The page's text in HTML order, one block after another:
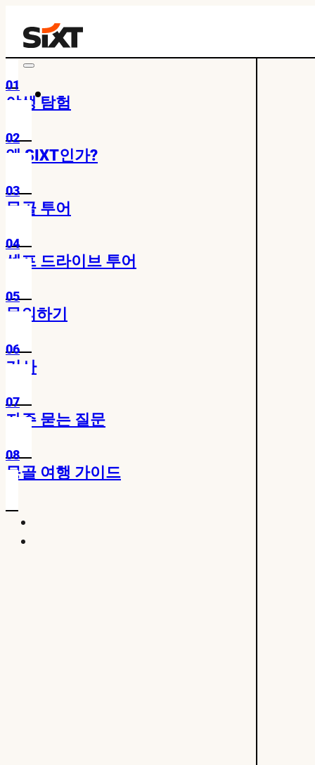
01
야생 탐험
02
왜 SIXT인가?
03
몽골 투어
04
셀프 드라이브 투어
05
문의하기
06
기사
07
자주 묻는 질문
08
몽골 여행 가이드